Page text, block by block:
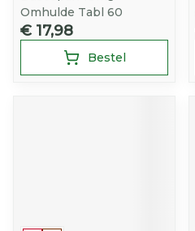
Omhulde Tabl 60
€ 17,98
Bestel